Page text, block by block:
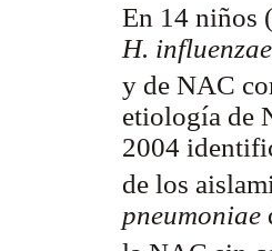
En 14 niños
H. influenzae
y de NAC
etiología de
2004
de los
pneumoniae